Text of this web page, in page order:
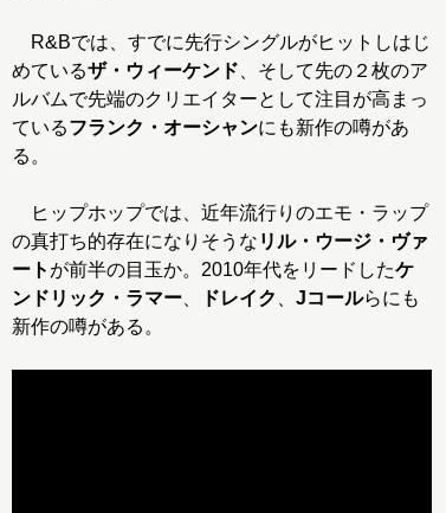
R&Bでは、すでに先行シングルがヒットしはじ
めているザ・ウィーケンド 、そして先の２枚のア
ルバムで先端のクリエイターとして注目が高まっ
ているフランク・オーシャンにも新作の噂があ
る。
ヒップホップでは、近年流行りのエモ・ラップ
の真打ち的存在になりそうな リル・ウージ・ヴァ
ート が前半の目玉か。2010年代をリードしたケ
ンドリック・ラマー
ドレイク Jコールらにも
新作の噂がある。